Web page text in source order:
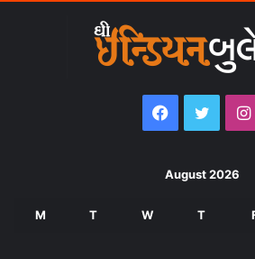
Facebook
Twitter
August 2026
M T W T